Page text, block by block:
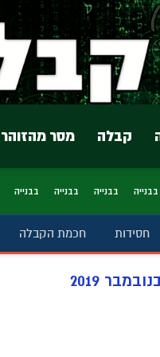
מסר מהזוהר קבלה
בבנייה בבנייה בבנייה בבנייה
חסידות חכמת הקבלה